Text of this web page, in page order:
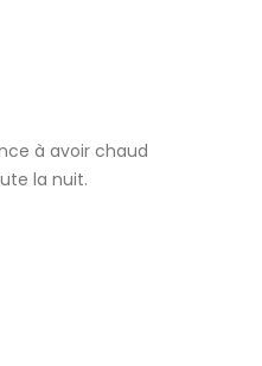
à avoir chaud
la nuit.